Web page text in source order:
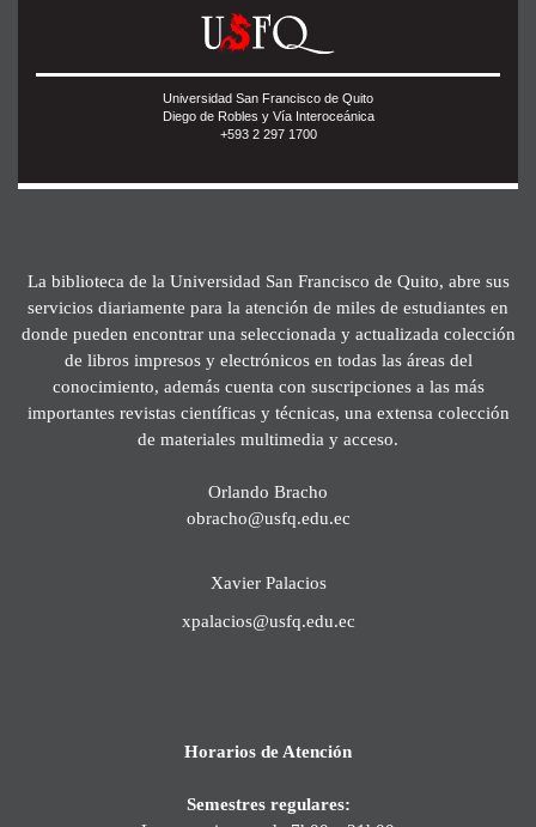
Universidad San Francisco de Quito
Diego de Robles y Vía Interoceánica
+593 2 297 1700
La biblioteca de la Universidad San Francisco de Quito, abre sus
servicios diariamente para la atención de miles de estudiantes en
donde pueden encontrar una seleccionada y actualizada colección
de libros impresos y electrónicos en todas las áreas del
conocimiento, además cuenta con suscripciones a las más
importantes revistas científicas y técnicas, una extensa colección
de materiales multimedia y acceso.
Orlando Bracho
obracho@usfq.edu.ec
Xavier Palacios
xpalacios@usfq.edu.ec
Horarios de Atención
Semestres regulares: